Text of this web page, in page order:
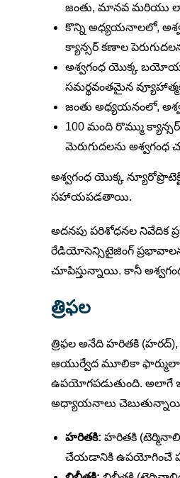
జంతు, మానవ మరియు
కొన్ని అధ్యయనాలలో,
క్యాన్సర్ కణాల
అశ్వగంధ యొక్క
సమర్థవంతమైన
జంతు అధ్యయనంలో,
100 మంది రొమ్ము
మెరుగుదలను అశ్వగంధ
అశ్వగంధ యొక్క
సహాయపడతాయి.
అదనపు పరిశోధనల నివేదిక
రేడియోసెన్సిటైజింగ్
చూపిస్తున్నాయి. కానీ
త్రిఫల
త్రిఫల అనేది హరితకి
ఆయుర్వేద మూలికా
ఉపయోగపడుతుంది. అలాగే
అధ్యాయనాలు
హరితకి: హరితకి
చేయడానికి ఉపయోగించే